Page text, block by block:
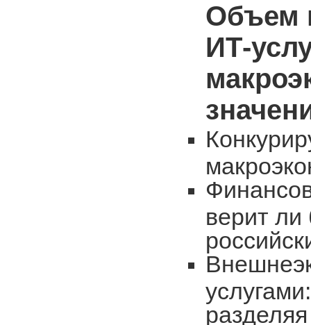
Объем
ИТ-
верит ли